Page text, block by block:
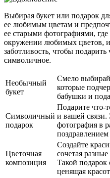
Выбирая букет или подарок
ее любимым цветам и
ее старыми фотографиями, где
окружении любимых цветов,
заботливость, чтобы подарить
символичное.
Необычный
букет
Смело
которые
бабушки и
Символичный
подарок
Подарите что-
и вашей связи.
фотография в
Цветочная
композиция
Создайте
сочетая
Такой подарок
ценящая